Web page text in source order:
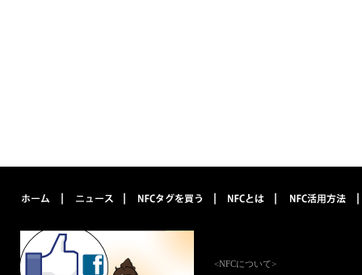
<NFCについて>